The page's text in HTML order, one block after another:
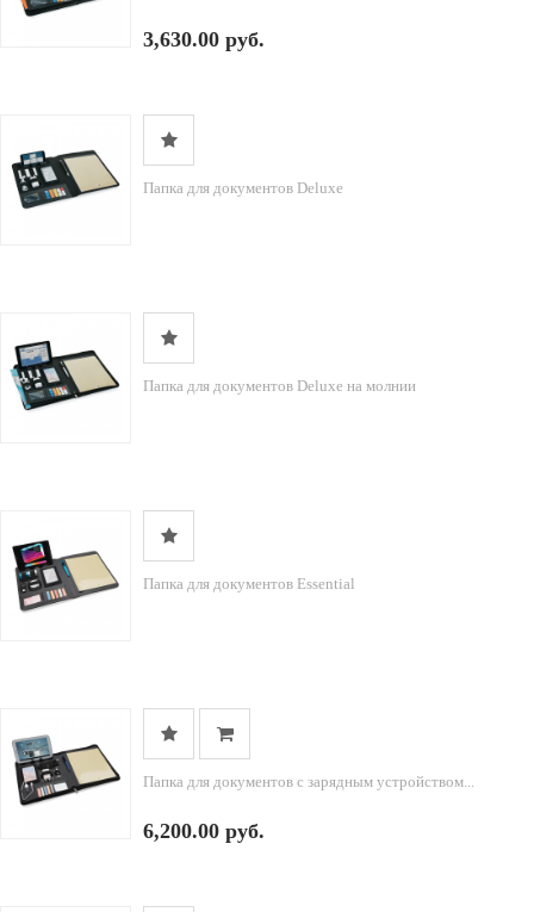
3,630.00 руб.
Папка для документов Deluxe
Папка для документов Deluxe на молнии
Папка для документов Essential
Папка для документов с зарядным устройством...
6,200.00 руб.